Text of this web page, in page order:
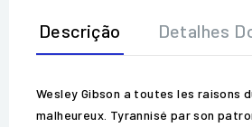
Descrição Detalhes
Wesley Gibson a toutes les raisons
malheureux. Tyrannisé par son